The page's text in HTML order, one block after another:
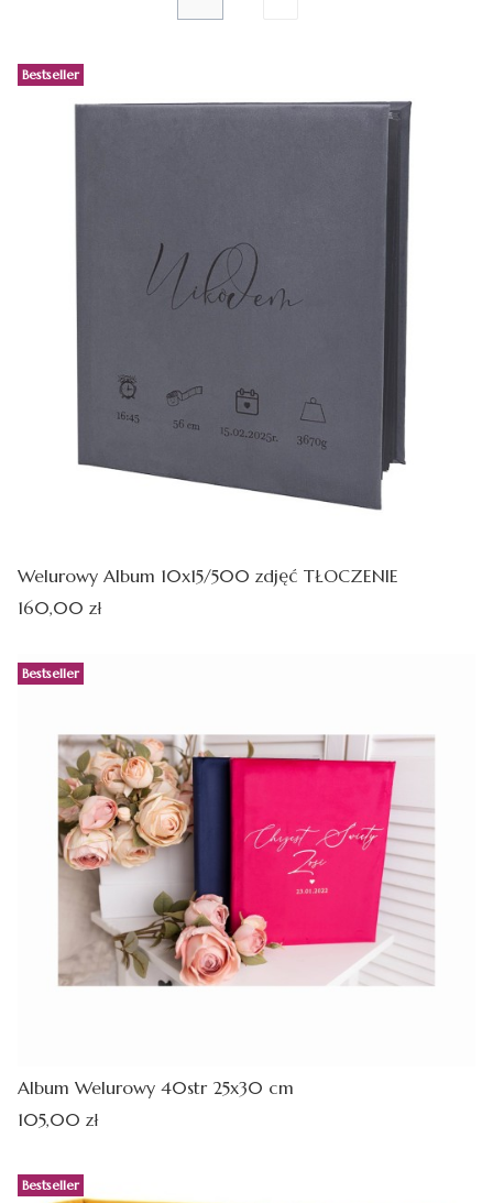
Bestseller
Welurowy Album 10x15/500 zdjęć TŁOCZENIE
Cena
160,00 zł
Bestseller
Album Welurowy 40str 25x30 cm
Cena
105,00 zł
Bestseller